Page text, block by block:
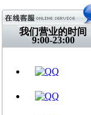
找到我
关注微
视频
我们营业的时间
9:00-23:00